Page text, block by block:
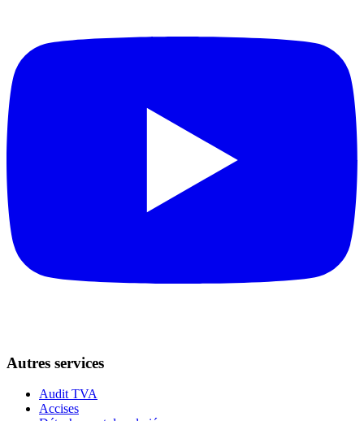
Autres services
Audit TVA
Accises